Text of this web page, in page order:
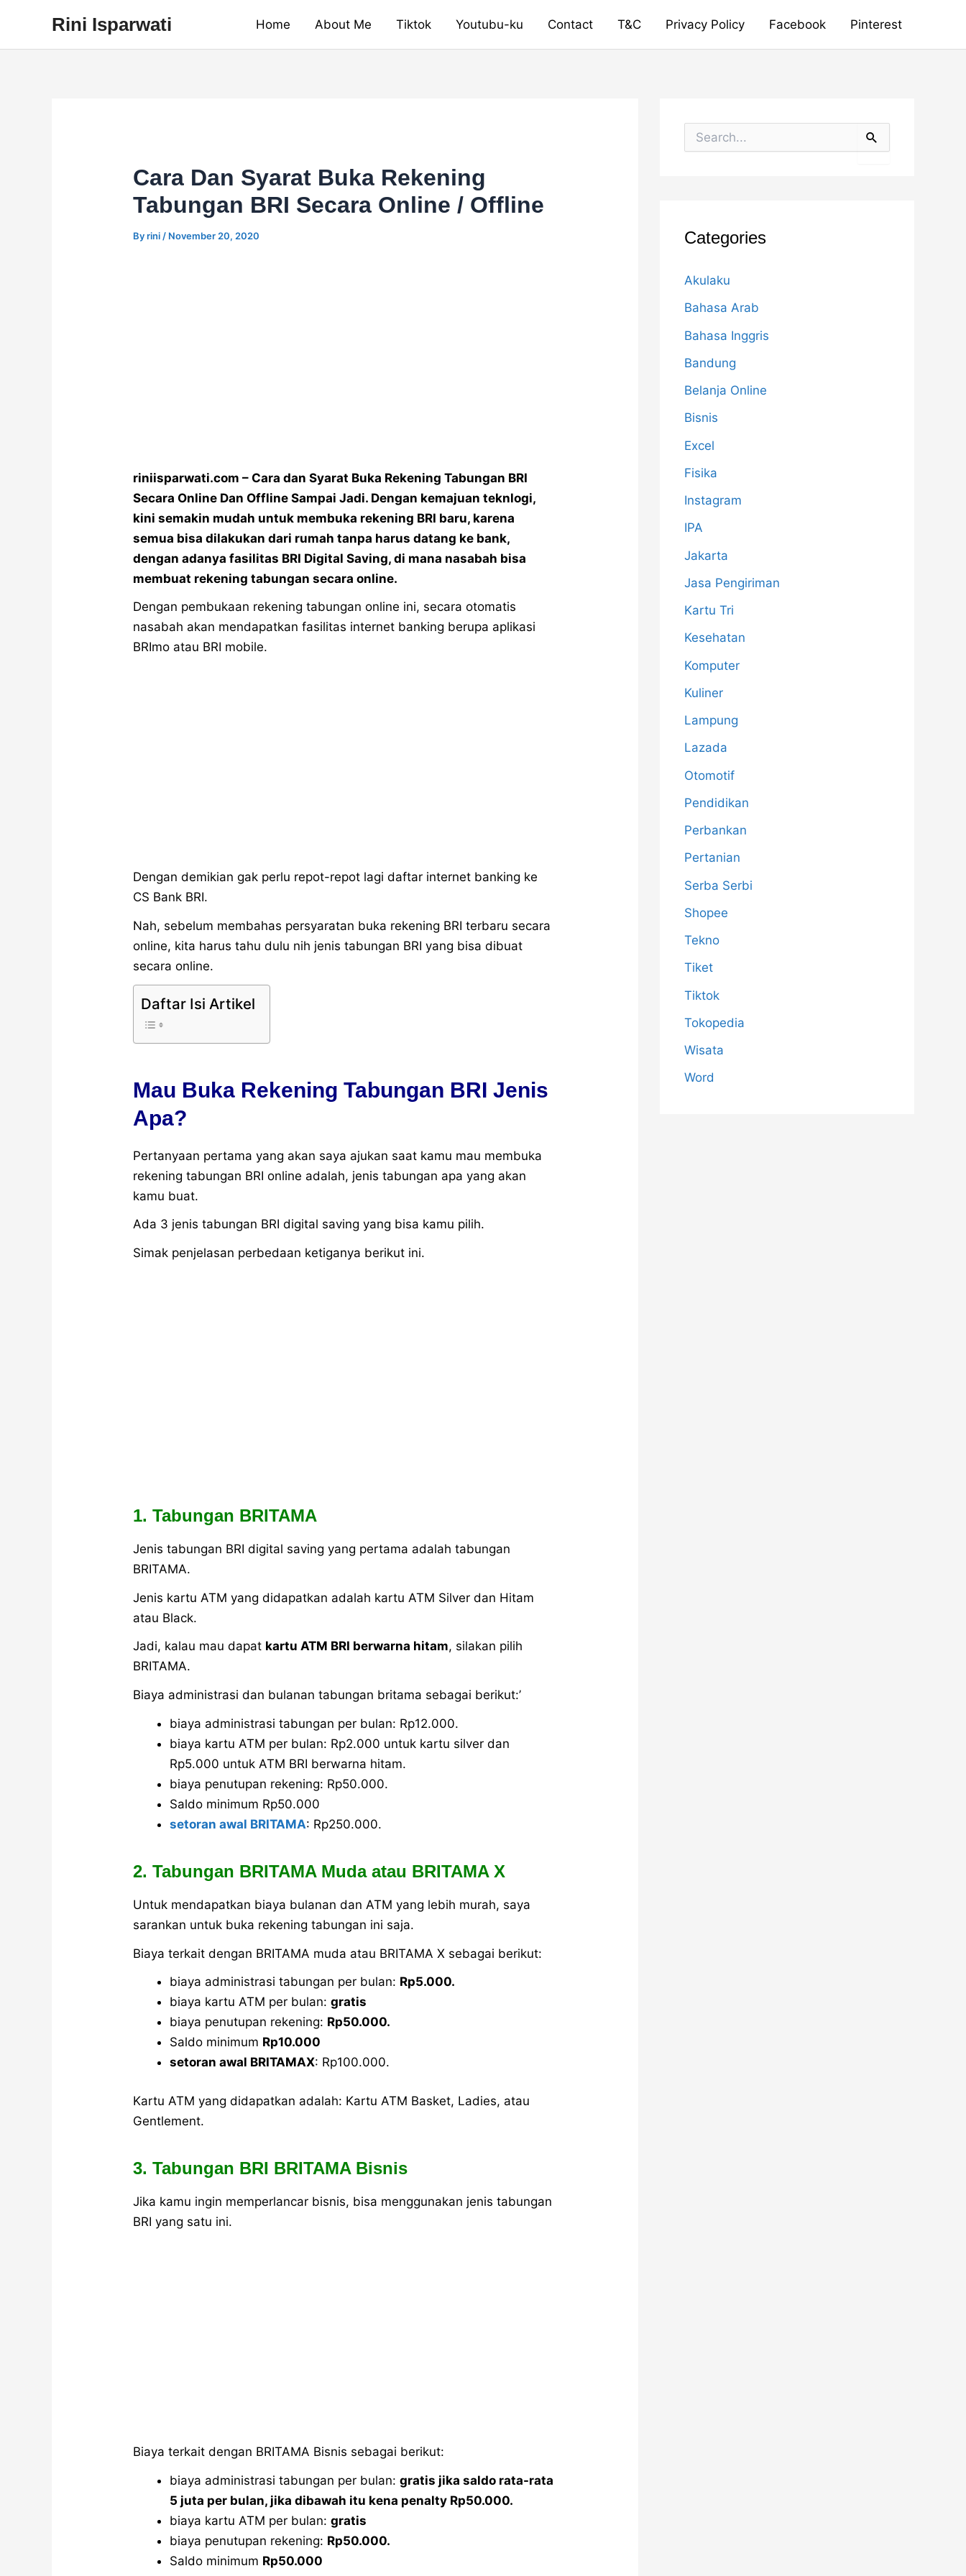
content
Rini Isparwati Home About Me Tiktok Youtubu-ku Contact T&C Privacy Policy Facebook Pinterest
Cara Dan Syarat Buka Rekening
Tabungan BRI Secara Online / Offline
Byrini / November 20, 2020
riniisparwati.com – Cara dan Syarat Buka Rekening Tabungan BRI
Secara Online Dan Offline Sampai Jadi. Dengan kemajuan teknlogi,
kini semakin mudah untuk membuka rekening BRI baru, karena
semua bisa dilakukan dari rumah tanpa harus datang ke bank,
dengan adanya fasilitas BRI Digital Saving, di mana nasabah bisa
membuat rekening tabungan secara online.
Dengan pembukaan rekening tabungan online ini, secara otomatis
nasabah akan mendapatkan fasilitas internet banking berupa aplikasi
BRImo atau BRI mobile.
Dengan demikian gak perlu repot-repot lagi daftar internet banking ke
CS Bank BRI.
Nah, sebelum membahas persyaratan buka rekening BRI terbaru secara
online, kita harus tahu dulu nih jenis tabungan BRI yang bisa dibuat
secara online.
Daftar Isi Artikel
Mau Buka Rekening Tabungan BRI Jenis
Apa?
Pertanyaan pertama yang akan saya ajukan saat kamu mau membuka
rekening tabungan BRI online adalah, jenis tabungan apa yang akan
kamu buat.
Ada 3 jenis tabungan BRI digital saving yang bisa kamu pilih.
Simak penjelasan perbedaan ketiganya berikut ini.
1. Tabungan BRITAMA
Jenis tabungan BRI digital saving yang pertama adalah tabungan
BRITAMA.
Jenis kartu ATM yang didapatkan adalah kartu ATM Silver dan Hitam
atau Black.
Jadi, kalau mau dapat kartu ATM BRI berwarna hitam, silakan pilih
BRITAMA.
Biaya administrasi dan bulanan tabungan britama sebagai berikut:’
biaya administrasi tabungan per bulan: Rp12.000.
biaya kartu ATM per bulan: Rp2.000 untuk kartu silver dan
Rp5.000 untuk ATM BRI berwarna hitam.
biaya penutupan rekening: Rp50.000.
Saldo minimum Rp50.000
setoran awal BRITAMA: Rp250.000.
2. Tabungan BRITAMA Muda atau BRITAMA X
Untuk mendapatkan biaya bulanan dan ATM yang lebih murah, saya
sarankan untuk buka rekening tabungan ini saja.
Biaya terkait dengan BRITAMA muda atau BRITAMA X sebagai berikut:
biaya administrasi tabungan per bulan: Rp5.000.
biaya kartu ATM per bulan:gratis
biaya penutupan rekening: Rp50.000.
Saldo minimum Rp10.000
setoran awal BRITAMAX: Rp100.000.
Kartu ATM yang didapatkan adalah: Kartu ATM Basket, Ladies, atau
Gentlement.
3. Tabungan BRI BRITAMA Bisnis
Jika kamu ingin memperlancar bisnis, bisa menggunakan jenis tabungan
BRI yang satu ini.
Biaya terkait dengan BRITAMA Bisnis sebagai berikut:
biaya administrasi tabungan per bulan:gratis jika saldo rata-rata
5 juta per bulan, jika dibawah itu kena penalty Rp50.000.
biaya kartu ATM per bulan:gratis
biaya penutupan rekening: Rp50.000.
Saldo minimum Rp50.000
o
rCategories
Akulaku
Bahasa Arab
Bahasa Inggris
Bandung
Belanja Online
Bisnis
Excel
Fisika
Instagram
IPA
Jakarta
Jasa Pengiriman
Kartu Tri
Kesehatan
Komputer
Kuliner
Lampung
Lazada
Otomotif
Pendidikan
Perbankan
Pertanian
Serba Serbi
Shopee
Tekno
Tiket
Tiktok
Tokopedia
Wisata
Word